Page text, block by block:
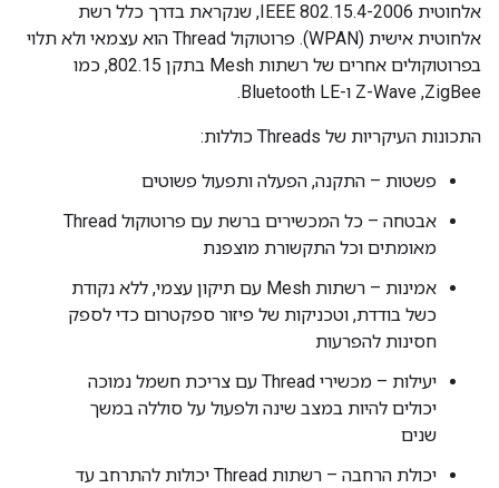
אלחוטית IEEE 802.15.4-2006, שנקראת בדרך כלל רשת
אלחוטית אישית (WPAN). פרוטוקול Thread הוא עצמאי ולא תלוי
בפרוטוקולים אחרים של רשתות Mesh בתקן 802.15, כמו
ZigBee,‏ Z-Wave ו-Bluetooth LE.
התכונות העיקריות של Threads כוללות:
פשטות – התקנה, הפעלה ותפעול פשוטים
אבטחה – כל המכשירים ברשת עם פרוטוקול Thread
מאומתים וכל התקשורת מוצפנת
אמינות – רשתות Mesh עם תיקון עצמי, ללא נקודת
כשל בודדת, וטכניקות של פיזור ספקטרום כדי לספק
חסינות להפרעות
יעילות – מכשירי Thread עם צריכת חשמל נמוכה
יכולים להיות במצב שינה ולפעול על סוללה במשך
שנים
יכולת הרחבה – רשתות Thread יכולות להתרחב עד